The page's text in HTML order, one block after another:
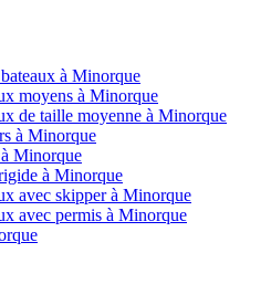
à Minorque
moyens à Minorque
de taille moyenne à Minorque
à Minorque
Minorque
à Minorque
avec skipper à Minorque
avec permis à Minorque